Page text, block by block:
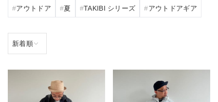
アウトドア 夏 TAKIBI シリーズ アウトドアギア